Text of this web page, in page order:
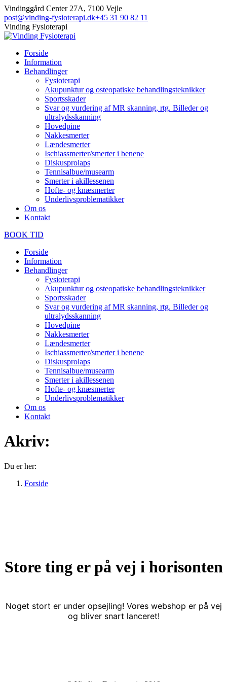
Skip
to
content
Facebook
Vindinggård Center 27A, 7100 Vejle
post@vinding-fysioterapi.dk+45 31 90 82 11
Vinding Fysioterapi
Forside
Information
Behandlinger
Fysioterapi
Akupunktur og osteopatiske behandlingsteknikker
Sportsskader
Svar og vurdering af MR skanning, rtg. Billeder og
ultralydsskanning
Hovedpine
Nakkesmerter
Lændesmerter
Ischiassmerter/smerter i benene
Diskusprolaps
Tennisalbue/musearm
Smerter i akillessenen
Hofte- og knæsmerter
Underlivsproblematikker
Om os
Kontakt
BOOK TID
Forside
Information
Behandlinger
Fysioterapi
Akupunktur og osteopatiske behandlingsteknikker
Sportsskader
Svar og vurdering af MR skanning, rtg. Billeder og
ultralydsskanning
Hovedpine
Nakkesmerter
Lændesmerter
Ischiassmerter/smerter i benene
Diskusprolaps
Tennisalbue/musearm
Smerter i akillessenen
Hofte- og knæsmerter
Underlivsproblematikker
Om os
Kontakt
Akriv:
Du er her:
Forside
Store ting er på vej i horisonten
Noget stort er under opsejling! Vores webshop er på vej
og bliver snart lanceret!